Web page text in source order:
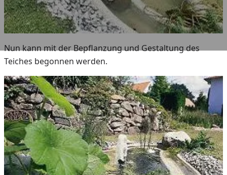
Nun kann mit der Bepflanzung und Gestaltung des
Teiches begonnen werden.